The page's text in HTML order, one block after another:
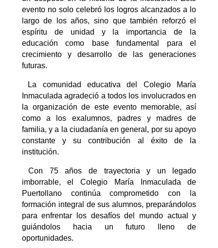
evento no solo celebró los logros alcanzados a lo
largo de los años, sino que también reforzó el
espíritu de unidad y la importancia de la
educación como base fundamental para el
crecimiento y desarrollo de las generaciones
futuras.
La comunidad educativa del Colegio María
Inmaculada agradeció a todos los involucrados en
la organización de este evento memorable, así
como a los exalumnos, padres y madres de
familia, y a la ciudadanía en general, por su apoyo
constante y su contribución al éxito de la
institución.
Con 75 años de trayectoria y un legado
imborrable, el Colegio María Inmaculada de
Puertollano continúa comprometido con la
formación integral de sus alumnos, preparándolos
para enfrentar los desafíos del mundo actual y
guiándolos hacia un futuro lleno de
oportunidades.